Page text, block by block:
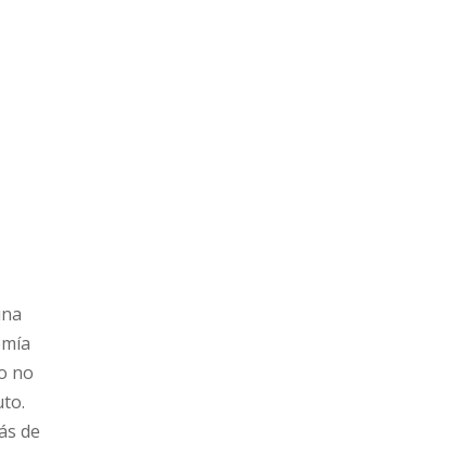
no
de